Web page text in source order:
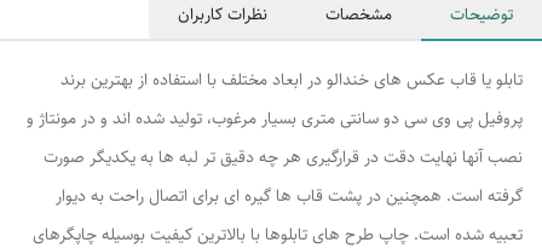
توضیحات مشخصات نظرات کاربران
تابلو یا قاب عکس های خندالو در ابعاد مختلف با استفاده از بهترین برند
پروفیل پی وی سی دو سانتی متری بسیار مرغوب، تولید شده اند و در مونتاژ و
نصب آنها نهایت دقت در قرارگیری هر چه دقیق تر لبه ها به یکدیگر صورت
گرفته است. همچنین در پشت قاب ها گیره ای برای اتصال راحت به دیوار
تعبیه شده است. چاپ طرح های تابلوها با بالاترین کیفیت بوسیله چاپگرهای